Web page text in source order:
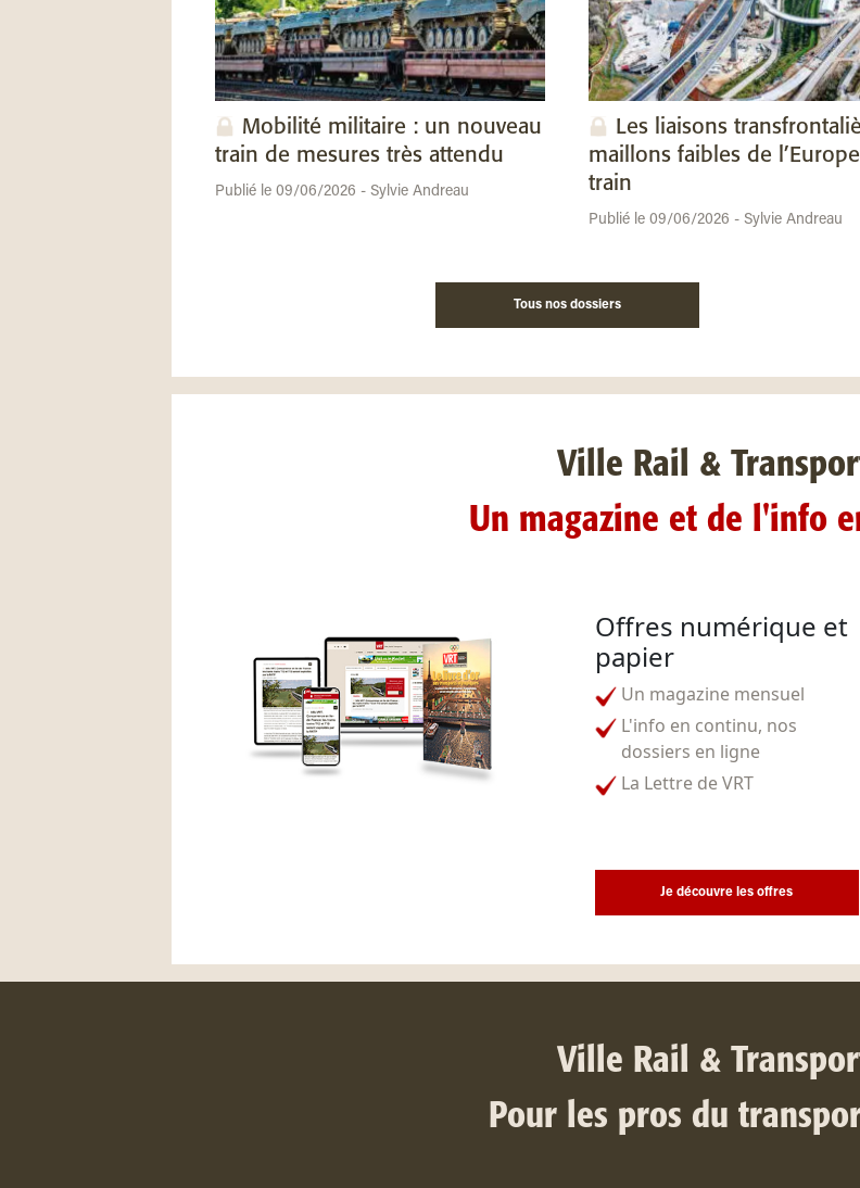
Mobilité militaire : un nouveau
train de mesures très attendu
Publié le 09/06/2026 - Sylvie Andreau
Les liaisons
maillons faibles de
train
Publié le 09/06/2026 - Sylvie Andreau
Tous nos dossiers
Ville Rail &
Un magazine et de l'info
Offres numérique et
papier
Un magazine mensuel
L'info en continu, nos
dossiers en ligne
La Lettre de VRT
Je découvre les offres
Ville Rail &
Pour les pros du